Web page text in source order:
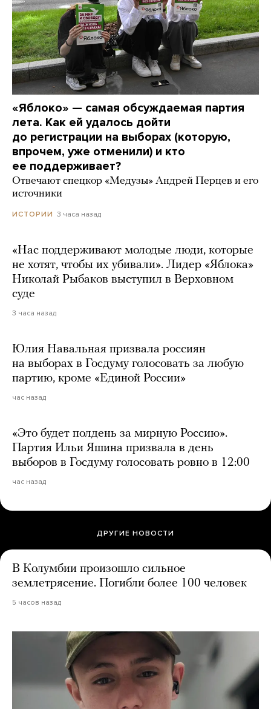
«Яблоко» — самая обсуждаемая партия
лета. Как ей удалось дойти
до регистрации на выборах (которую,
впрочем, уже отменили) и кто
ее поддерживает?
Отвечают спецкор «Медузы» Андрей Перцев и его
источники
ИСТОРИИ 3 часа назад
«Нас поддерживают молодые люди, которые
не хотят, чтобы их убивали». Лидер «Яблока»
Николай Рыбаков выступил в Верховном
суде
3 часа назад
Юлия Навальная призвала россиян
на выборах в Госдуму голосовать за любую
партию, кроме «Единой России»
час назад
«Это будет полдень за мирную Россию».
Партия Ильи Яшина призвала в день
выборов в Госдуму голосовать ровно в 12:00
час назад
ДРУГИЕ НОВОСТИ
В Колумбии произошло сильное
землетрясение. Погибли более 100 человек
5 часов назад